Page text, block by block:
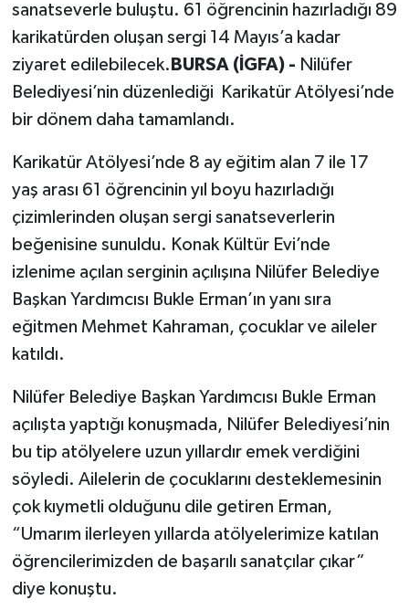
sanatseverle buluştu. 61 öğrencinin hazırladığı 89
karikatürden oluşan sergi 14 Mayıs’a kadar
ziyaret edilebilecek. BURSA (İGFA) - Nilüfer
Belediyesi’nin düzenlediği Karikatür Atölyesi’nde
bir dönem daha tamamlandı.
Karikatür Atölyesi’nde 8 ay eğitim alan 7 ile 17
yaş arası 61 öğrencinin yıl boyu hazırladığı
çizimlerinden oluşan sergi sanatseverlerin
beğenisine sunuldu. Konak Kültür Evi’nde
izlenime açılan serginin açılışına Nilüfer Belediye
Başkan Yardımcısı Bukle Erman’ın yanı sıra
eğitmen Mehmet Kahraman, çocuklar ve aileler
katıldı.
Nilüfer Belediye Başkan Yardımcısı Bukle Erman
açılışta yaptığı konuşmada, Nilüfer Belediyesi’nin
bu tip atölyelere uzun yıllardır emek verdiğini
söyledi. Ailelerin de çocuklarını desteklemesinin
çok kıymetli olduğunu dile getiren Erman,
“Umarım ilerleyen yıllarda atölyelerimize katılan
öğrencilerimizden de başarılı sanatçılar çıkar”
diye konuştu.